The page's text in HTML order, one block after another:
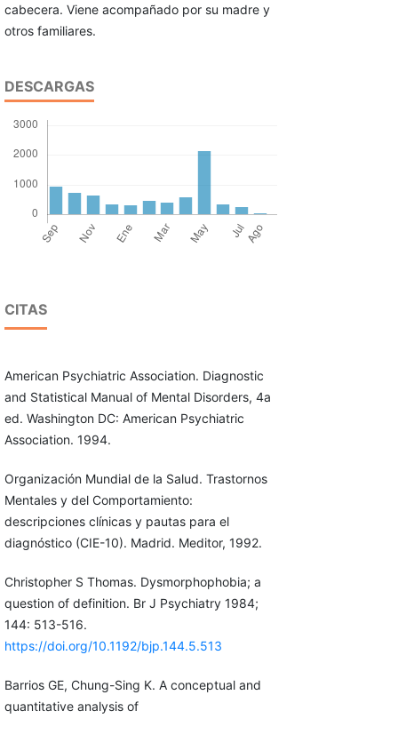
cabecera. Viene acompañado por su madre y
otros familiares.
DESCARGAS
CITAS
American Psychiatric Association. Diagnostic
and Statistical Manual of Mental Disorders, 4a
ed. Washington DC: American Psychiatric
Association. 1994.
Organización Mundial de la Salud. Trastornos
Mentales y del Comportamiento:
descripciones clínicas y pautas para el
diagnóstico (CIE-10). Madrid. Meditor, 1992.
Christopher S Thomas. Dysmorphophobia; a
question of definition. Br J Psychiatry 1984;
144: 513-516.
https://doi.org/10.1192/bjp.144.5.513
Barrios GE, Chung-Sing K. A conceptual and
quantitative analysis of